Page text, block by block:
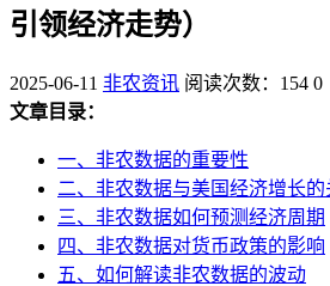
引领经济走势）
2025-06-11 非农资讯 阅读次数：154 0
文章目录：
一、非农数据的重要性
二、非农数据与美国经济增长的
三、非农数据如何预测经济周期
四、非农数据对货币政策的影响
五、如何解读非农数据的波动